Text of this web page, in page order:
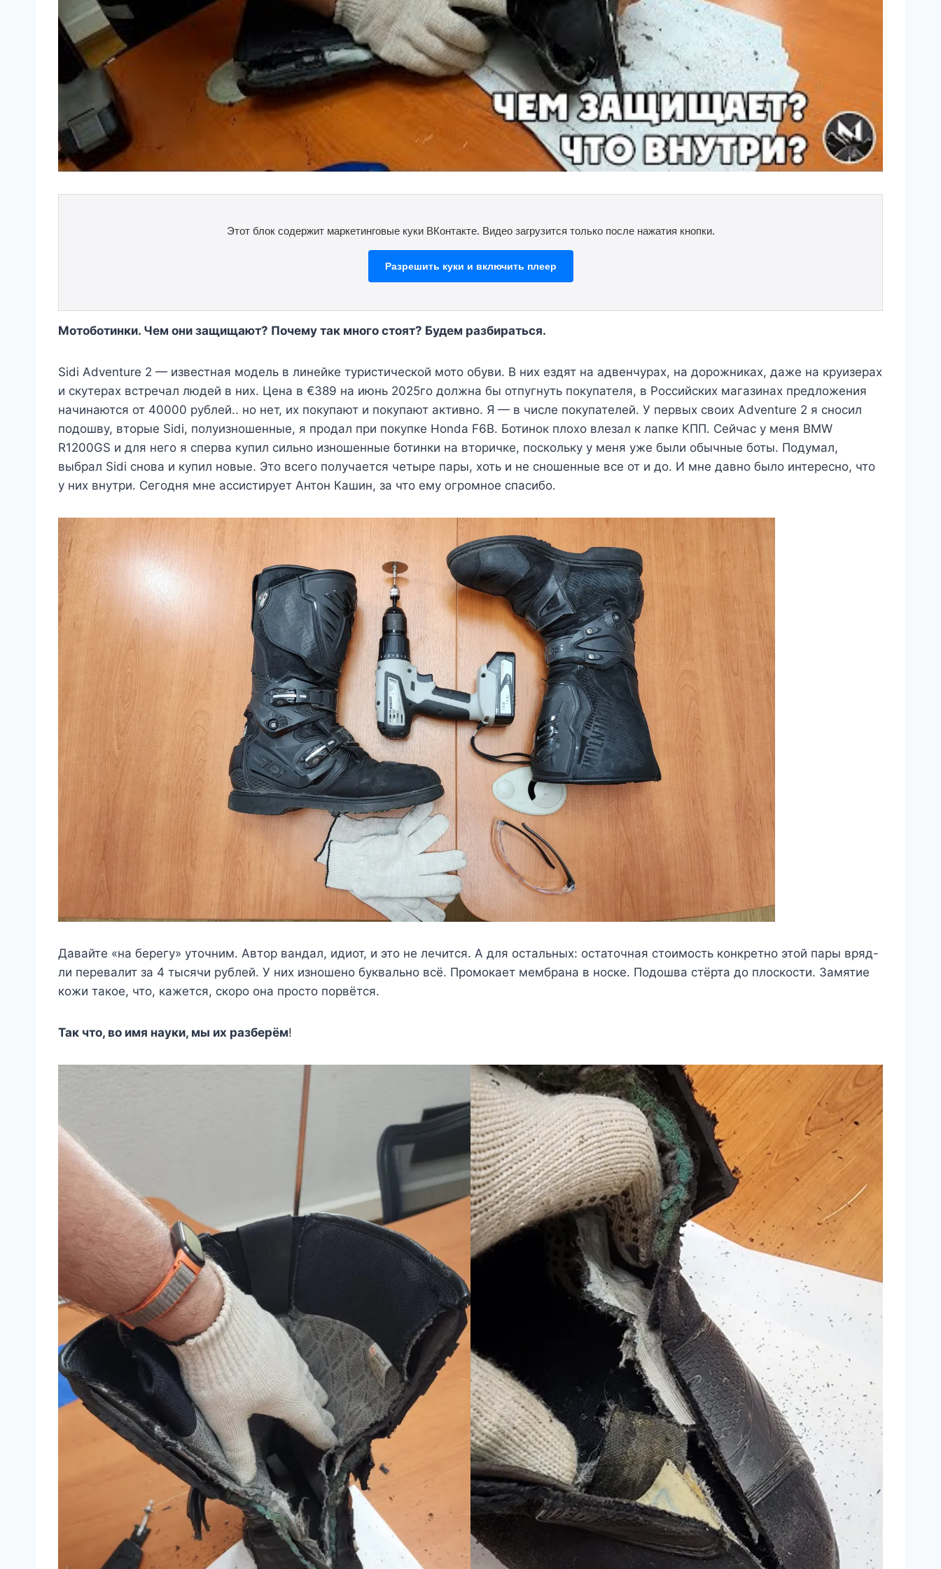
Этот блок содержит маркетинговые куки ВКонтакте. Видео загрузится только после нажатия кнопки.
Разрешить куки и включить плеер
Мотоботинки. Чем они защищают? Почему так много стоят? Будем разбираться.
Sidi Adventure 2 — известная модель в линейке туристической мото обуви. В них ездят на адвенчурах, на дорожниках, даже на круизерах
и скутерах встречал людей в них. Цена в €389 на июнь 2025го должна бы отпугнуть покупателя, в Российских магазинах предложения
начинаются от 40000 рублей.. но нет, их покупают и покупают активно. Я — в числе покупателей. У первых своих Adventure 2 я сносил
подошву, вторые Sidi, полуизношенные, я продал при покупке Honda F6B. Ботинок плохо влезал к лапке КПП. Сейчас у меня BMW
R1200GS и для него я сперва купил сильно изношенные ботинки на вторичке, поскольку у меня уже были обычные боты. Подумал,
выбрал Sidi снова и купил новые. Это всего получается четыре пары, хоть и не сношенные все от и до. И мне давно было интересно, что
у них внутри. Сегодня мне ассистирует Антон Кашин, за что ему огромное спасибо.
Давайте «на берегу» уточним. Автор вандал, идиот, и это не лечится. А для остальных: остаточная стоимость конкретно этой пары вряд-
ли перевалит за 4 тысячи рублей. У них изношено буквально всё. Промокает мембрана в носке. Подошва стёрта до плоскости. Замятие
кожи такое, что, кажется, скоро она просто порвётся.
Так что, во имя науки, мы их разберём!